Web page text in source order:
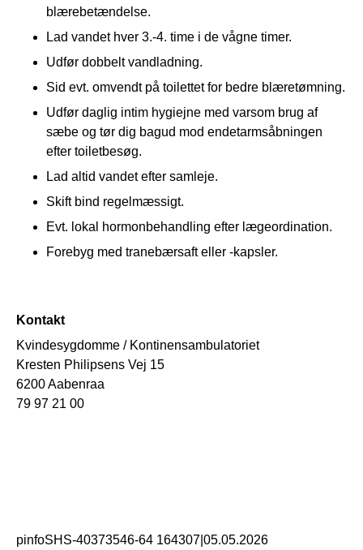
blærebetændelse.
Lad vandet hver 3.-4. time i de vågne timer.
Udfør dobbelt vandladning.
Sid evt. omvendt på toilettet for bedre blæretømning.
Udfør daglig intim hygiejne med varsom brug af
sæbe og tør dig bagud mod endetarmsåbningen
efter toiletbesøg.
Lad altid vandet efter samleje.
Skift bind regelmæssigt.
Evt. lokal hormonbehandling efter lægeordination.
Forebyg med tranebærsaft eller -kapsler.
Kontakt
Kvindesygdomme / Kontinensambulatoriet
Kresten Philipsens Vej 15
6200 Aabenraa
79 97 21 00
pinfoSHS-40373546-64 164307 05.05.2026